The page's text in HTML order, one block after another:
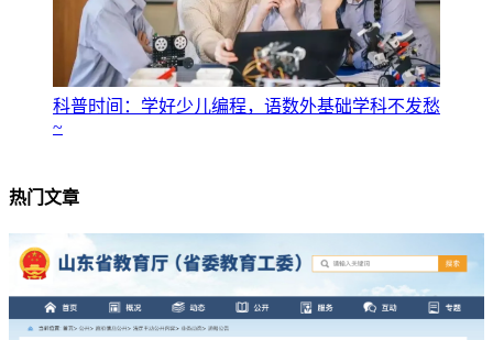
科普时间：学好少儿编程，语数外基础学科不发愁
~
热门文章